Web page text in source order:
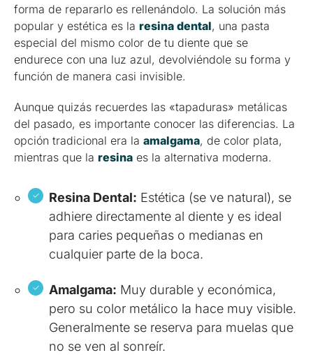
forma de repararlo es rellenándolo. La solución más
popular y estética es la resina dental, una pasta
especial del mismo color de tu diente que se
endurece con una luz azul, devolviéndole su forma y
función de manera casi invisible.
Aunque quizás recuerdes las «tapaduras» metálicas
del pasado, es importante conocer las diferencias. La
opción tradicional era la amalgama, de color plata,
mientras que la resina es la alternativa moderna.
Resina Dental: Estética (se ve natural), se
adhiere directamente al diente y es ideal
para caries pequeñas o medianas en
cualquier parte de la boca.
Amalgama: Muy durable y económica,
pero su color metálico la hace muy visible.
Generalmente se reserva para muelas que
no se ven al sonreír.